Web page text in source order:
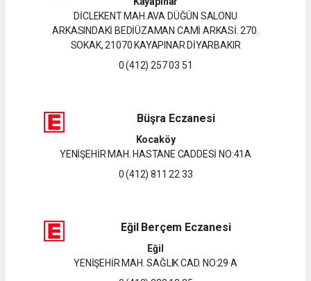
DİCLEKENT MAH.AVA DÜĞÜN SALONU
ARKASINDAKİ BEDİÜZAMAN CAMİ ARKASİ. 270.
SOKAK, 21070 KAYAPINAR DİYARBAKIR
0 (412) 257 03 51
Büşra Eczanesi
Kocaköy
YENİŞEHİR MAH. HASTANE CADDESİ NO:41A
0 (412) 811 22 33
Eğil Berçem Eczanesi
Eğil
YENİŞEHİR MAH. SAĞLIK CAD. NO:29 A